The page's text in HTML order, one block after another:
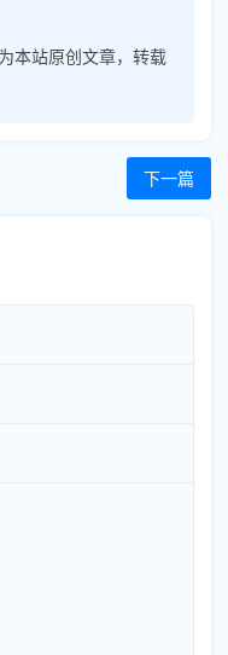
本站原创文章，转载
下一篇